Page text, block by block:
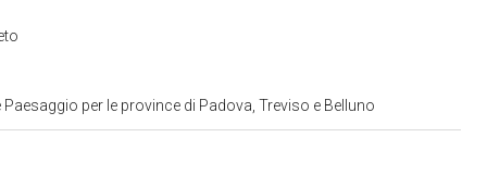
per le province di Padova, Treviso e Belluno